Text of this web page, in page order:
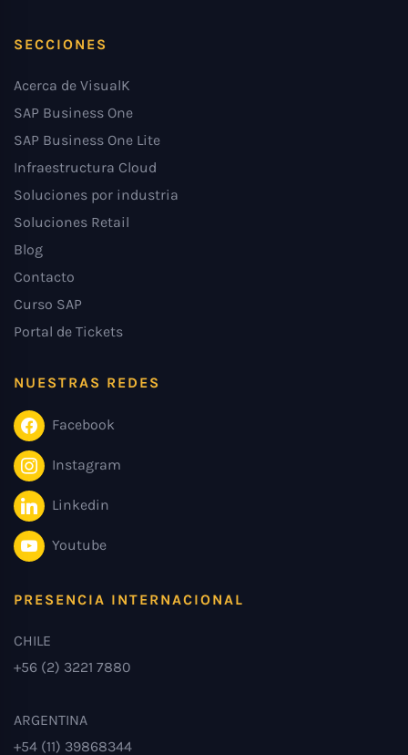
SECCIONES
Acerca de VisualK
SAP Business One
SAP Business One Lite
Infraestructura Cloud
Soluciones por industria
Soluciones Retail
Blog
Contacto
Curso SAP
Portal de Tickets
NUESTRAS REDES
Facebook
Instagram
Linkedin
Youtube
PRESENCIA INTERNACIONAL
CHILE
+56 (2) 3221 7880
ARGENTINA
+54 (11) 39868344